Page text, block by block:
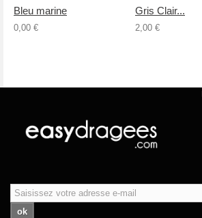
Bleu marine
0,00 €
Gris Clair...
2,00 €
ok